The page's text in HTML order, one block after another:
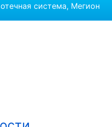
система, Мегион